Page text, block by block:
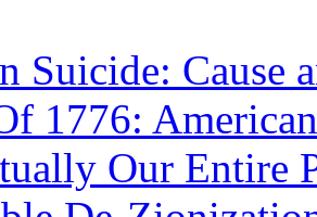
Suicide: Cause
1776:
Our Entire